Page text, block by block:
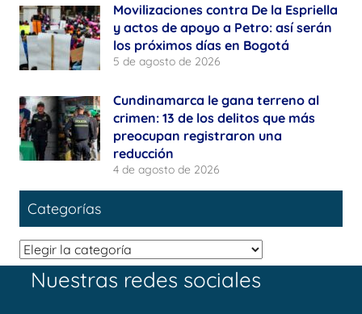
Movilizaciones contra De la Espriella
y actos de apoyo a Petro: así serán
los próximos días en Bogotá
5 de agosto de 2026
Cundinamarca le gana terreno al
crimen: 13 de los delitos que más
preocupan registraron una
reducción
4 de agosto de 2026
Categorías
Categorías
Nuestras redes sociales